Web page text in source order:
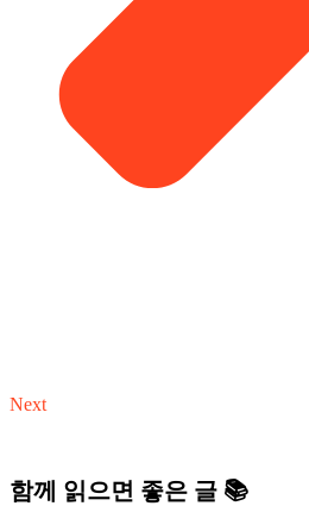
Next
함께 읽으면 좋은 글 📚